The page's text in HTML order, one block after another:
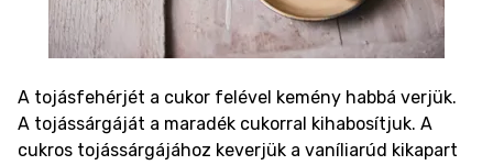
A tojásfehérjét a cukor felével kemény habbá verjük.
A tojássárgáját a maradék cukorral kihabosítjuk. A
cukros tojássárgájához keverjük a vaníliarúd kikapart